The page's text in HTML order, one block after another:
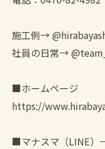
施工例→
社員の日常→
■ホームページ
https://
■マナスマ（LINE）